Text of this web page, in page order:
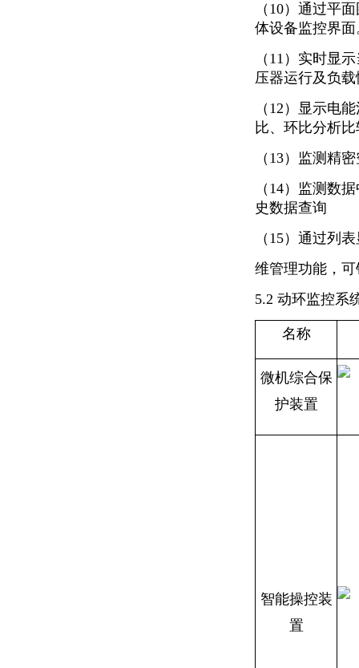
（10）通过平
体设备监控界面
（11）实时显
压器运行及负
（12）显示电
比、环比分析
（13）监测精
（14）监测数
史数据查询
（15）通过列
维管理功能，
5.2 动环监控系
名称
微机综合保
护装置
智能操控装
置